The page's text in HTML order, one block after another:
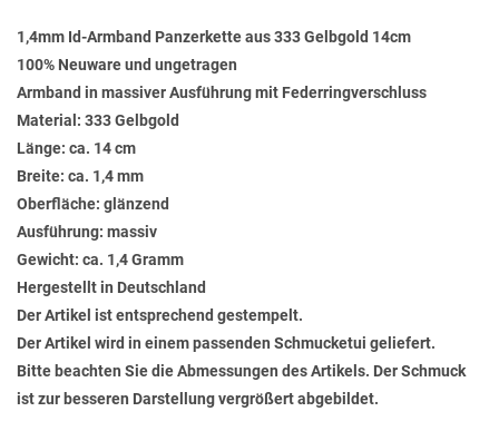
1,4mm Id-Armband Panzerkette aus 333 Gelbgold 14cm
100% Neuware und ungetragen
Armband in massiver Ausführung mit Federringverschluss
Material: 333 Gelbgold
Länge: ca. 14 cm
Breite: ca. 1,4 mm
Oberfläche: glänzend
Ausführung: massiv
Gewicht: ca. 1,4 Gramm
Hergestellt in Deutschland
Der Artikel ist entsprechend gestempelt.
Der Artikel wird in einem passenden Schmucketui geliefert.
Bitte beachten Sie die Abmessungen des Artikels. Der Schmuck
ist zur besseren Darstellung vergrößert abgebildet.